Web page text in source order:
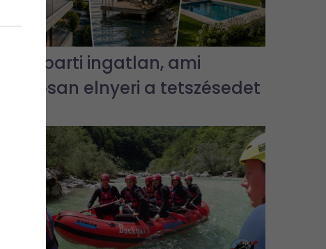
3 vízparti ingatlan, ami
biztosan elnyeri a tetszésedet